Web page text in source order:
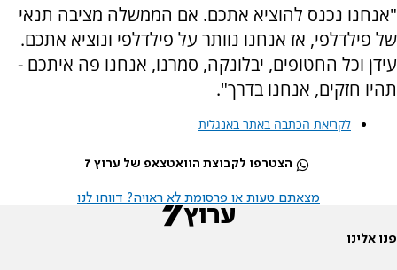
"אנחנו נכנס להוציא אתכם. אם הממשלה מציבה תנאי
של פילדלפי, אז אנחנו נוותר על פילדלפי ונוציא אתכם.
עידן וכל החטופים, יבלונקה, סמרנו, אנחנו פה איתכם -
תהיו חזקים, אנחנו בדרך".
לקריאת הכתבה באתר באנגלית
הצטרפו לקבוצת הוואטצאפ של ערוץ 7
מצאתם טעות או פרסומת לא ראויה? דווחו לנו
פנו אלינו